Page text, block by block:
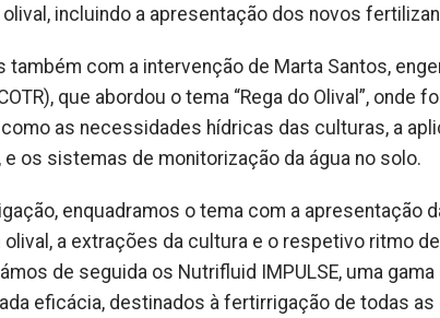
incluindo a apresentação dos novos
também com a intervenção de Marta Santos,
que abordou o tema “Rega do Olival”,
as necessidades hídricas das culturas, a
e os sistemas de monitorização da água no solo.
enquadramos o tema com a apresentação
a extrações da cultura e o respetivo ritmo
de seguida os Nutrifluid IMPULSE, uma
eficácia, destinados à fertirrigação de todas